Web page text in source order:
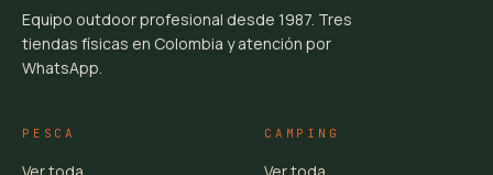
Equipo outdoor profesional desde 1987. Tres
tiendas físicas en Colombia y atención por
WhatsApp.
PESCA CAMPING